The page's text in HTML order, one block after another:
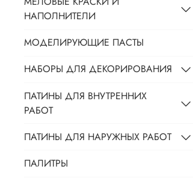
НАПОЛНИТЕЛИ
МОДЕЛИРУЮЩИЕ ПАСТЫ
НАБОРЫ ДЛЯ ДЕКОРИРОВАНИЯ
ПАТИНЫ ДЛЯ ВНУТРЕННИХ
РАБОТ
ПАТИНЫ ДЛЯ НАРУЖНЫХ РАБОТ
ПАЛИТРЫ